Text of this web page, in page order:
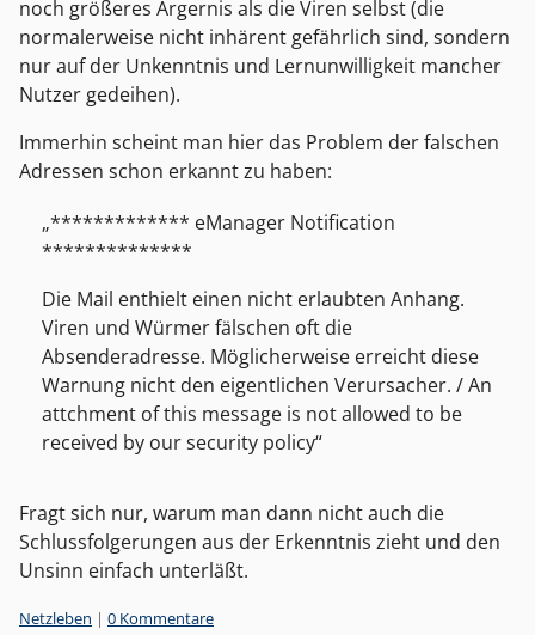
noch größeres Ärgernis als die Viren selbst (die
normalerweise nicht inhärent gefährlich sind, sondern
nur auf der Unkenntnis und Lernunwilligkeit mancher
Nutzer gedeihen).
Immerhin scheint man hier das Problem der falschen
Adressen schon erkannt zu haben:
************* eManager Notification
**************
Die Mail enthielt einen nicht erlaubten Anhang.
Viren und Würmer fälschen oft die
Absenderadresse. Möglicherweise erreicht diese
Warnung nicht den eigentlichen Verursacher. / An
attchment of this message is not allowed to be
received by our security policy
Fragt sich nur, warum man dann nicht auch die
Schlussfolgerungen aus der Erkenntnis zieht und den
Unsinn einfach unterläßt.
Kategorien:
Netzleben | 0 Kommentare